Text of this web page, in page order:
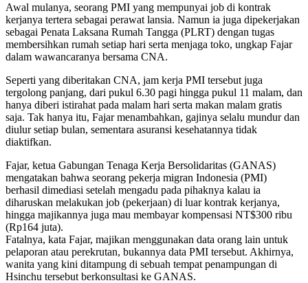
Awal mulanya, seorang PMI yang mempunyai job di kontrak
kerjanya tertera sebagai perawat lansia. Namun ia juga dipekerjakan
sebagai Penata Laksana Rumah Tangga (PLRT) dengan tugas
membersihkan rumah setiap hari serta menjaga toko, ungkap Fajar
dalam wawancaranya bersama CNA.
Seperti yang diberitakan CNA, jam kerja PMI tersebut juga
tergolong panjang, dari pukul 6.30 pagi hingga pukul 11 malam, dan
hanya diberi istirahat pada malam hari serta makan malam gratis
saja. Tak hanya itu, Fajar menambahkan, gajinya selalu mundur dan
diulur setiap bulan, sementara asuransi kesehatannya tidak
diaktifkan.
Fajar, ketua Gabungan Tenaga Kerja Bersolidaritas (GANAS)
mengatakan bahwa seorang pekerja migran Indonesia (PMI)
berhasil dimediasi setelah mengadu pada pihaknya kalau ia
diharuskan melakukan job (pekerjaan) di luar kontrak kerjanya,
hingga majikannya juga mau membayar kompensasi NT$300 ribu
(Rp164 juta).
Fatalnya, kata Fajar, majikan menggunakan data orang lain untuk
pelaporan atau perekrutan, bukannya data PMI tersebut. Akhirnya,
wanita yang kini ditampung di sebuah tempat penampungan di
Hsinchu tersebut berkonsultasi ke GANAS.